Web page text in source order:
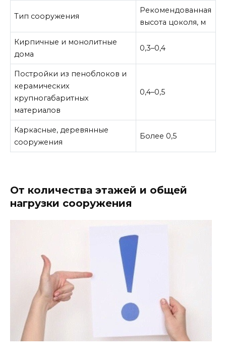
Тип сооружения
Рекомендованная
высота цоколя, м
Кирпичные и монолитные
дома
0,3–0,4
Постройки из пеноблоков и
керамических
крупногабаритных
материалов
0,4–0,5
Каркасные, деревянные
сооружения
Более 0,5
От количества этажей и общей
нагрузки сооружения